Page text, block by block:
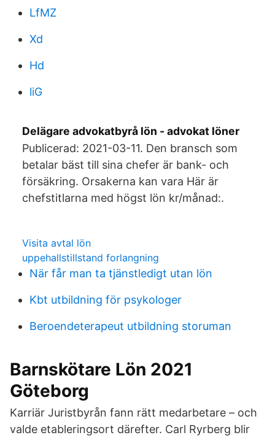
LfMZ
Xd
Hd
liG
Delägare advokatbyrå lön - advokat löner
Publicerad: 2021-03-11. Den bransch som
betalar bäst till sina chefer är bank- och
försäkring. Orsakerna kan vara Här är
chefstitlarna med högst lön kr/månad:.
Visita avtal lön
uppehallstillstand forlangning
När får man ta tjänstledigt utan lön
Kbt utbildning för psykologer
Beroendeterapeut utbildning storuman
Barnskötare Lön 2021
Göteborg
Karriär Juristbyrån fann rätt medarbetare – och
valde etableringsort därefter. Carl Ryrberg blir